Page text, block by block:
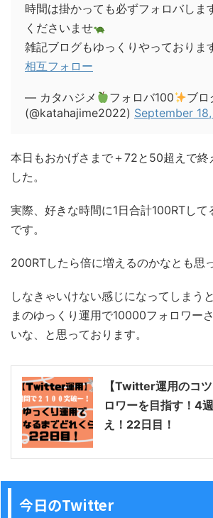
時間は掛かっても必ずフォロバしま
くださいませ
雑記ブログもゆっくりやっておりま
相互フォロー
— カタハジメ フォロバ100
ブロ
(@katahajime2022) September
本日もおかげさまで＋72と50超えで終
した。
実際、好きな時間に1日合計100RTして
です。
200RTしたら倍に増えるのかなとも思
しなきゃいけない感じになってしまう
まのゆっくり運用で10000フォロワー
いな、と思っております。
【Twitter運用のコ
ロワーを目指す！4
え！22日目！
今日のTwitter